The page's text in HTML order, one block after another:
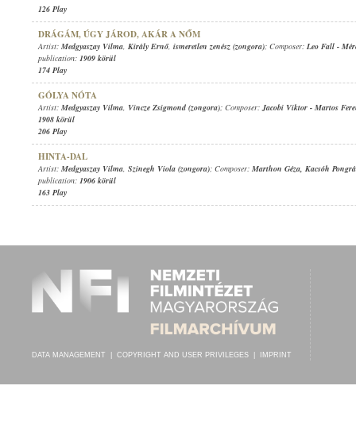
126 Play
DRÁGÁM, ÚGY JÁROD, AKÁR A NŐM
Artist: Medgyaszay Vilma, Király Ernő, ismeretlen zenész (zongora); Composer: Leo Fall -
publication: 1909 körül
174 Play
GÓLYA NÓTA
Artist: Medgyaszay Vilma, Vincze Zsigmond (zongora); Composer:Jacobi Viktor - Martos
1908 körül
206 Play
HINTA-DAL
Artist: Medgyaszay Vilma, Szinegh Viola (zongora); Composer: Marthon Géza, Kacsóh
publication: 1906 körül
163 Play
DATA MANAGEMENT COPYRIGHT AND USER PRIVILEGES IMPRINT